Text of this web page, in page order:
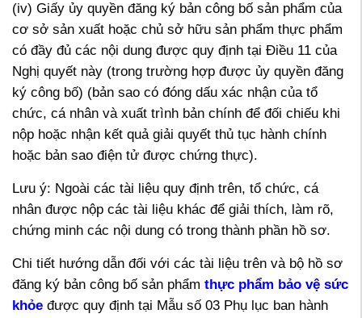
(iv) Giấy ủy quyền đăng ký bản công bố sản phẩm của
cơ sở sản xuất hoặc chủ sở hữu sản phẩm thực phẩm
có đầy đủ các nội dung được quy định tại Điều 11 của
Nghị quyết này (trong trường hợp được ủy quyền đăng
ký công bố) (bản sao có đóng dấu xác nhận của tổ
chức, cá nhân và xuất trình bản chính để đối chiếu khi
nộp hoặc nhận kết quả giải quyết thủ tục hành chính
hoặc bản sao điện tử được chứng thực).
Lưu ý: Ngoài các tài liệu quy định trên, tổ chức, cá
nhân được nộp các tài liệu khác để giải thích, làm rõ,
chứng minh các nội dung có trong thành phần hồ sơ.
Chi tiết hướng dẫn đối với các tài liệu trên và bộ hồ sơ
đăng ký bản công bố sản phẩm thực phẩm bảo vệ sức
khỏe được quy định tại Mẫu số 03 Phụ lục ban hành